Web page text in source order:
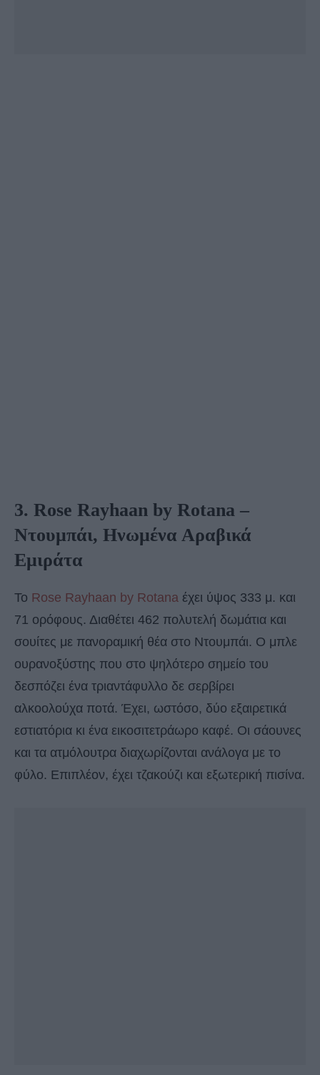
3. Rose Rayhaan by Rotana –
Ντουμπάι, Ηνωμένα Αραβικά
Εμιράτα
Το Rose Rayhaan by Rotana έχει ύψος 333 μ. και
71 ορόφους. Διαθέτει 462 πολυτελή δωμάτια και
σουίτες με πανοραμική θέα στο Ντουμπάι. Ο μπλε
ουρανοξύστης που στο ψηλότερο σημείο του
δεσπόζει ένα τριαντάφυλλο δε σερβίρει
αλκοολούχα ποτά. Έχει, ωστόσο, δύο εξαιρετικά
εστιατόρια κι ένα εικοσιτετράωρο καφέ. Οι σάουνες
και τα ατμόλουτρα διαχωρίζονται ανάλογα με το
φύλο. Επιπλέον, έχει τζακούζι και εξωτερική πισίνα.